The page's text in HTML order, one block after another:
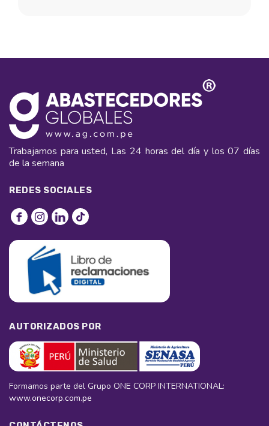
Trabajamos para usted, Las 24 horas del día y los 07 días
de la semana
REDES SOCIALES
AUTORIZADOS POR
Formamos parte del Grupo ONE CORP INTERNATIONAL:
www.onecorp.com.pe